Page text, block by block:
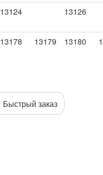
13124 13126
13178 13179 13180
Быстрый заказ